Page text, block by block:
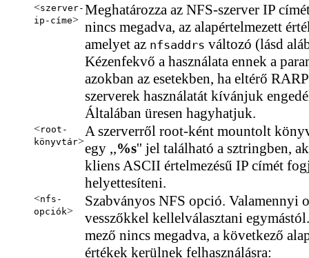
<szerver-
ip-címe>
Meghatározza az NFS-szerver IP
nincs megadva, az alapértelmezett
amelyet az nfsaddrs változó (lásd
Kézenfekvő a használata ennek a
azokban az esetekben, ha eltérő
szerverek használatát kívánjuk
Általában üresen hagyhatjuk.
<root-
könyvtár>
A szerverről root-ként mountolt
egy ,,%s'' jel található a sztringben,
kliens ASCII értelmezésű IP címét
helyettesíteni.
<nfs-
opciók>
Szabványos NFS opció. Valamennyi
vesszőkkel kellelválasztani
mező nincs megadva, a következő
értékek kerülnek felhasználásra: